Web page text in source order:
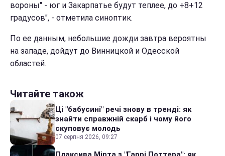
вороны" - юг и Закарпатье будут теплее, до +8+12
градусов", - отметила синоптик.
По ее данным, небольшие дожди завтра вероятны
на западе, дойдут до Винницкой и Одесской
областей.
Читайте також
Ці "бабусині" речі знову в тренді: як
знайти справжній скарб і чому його
скуповує молодь
07 серпня 2026, 09:27